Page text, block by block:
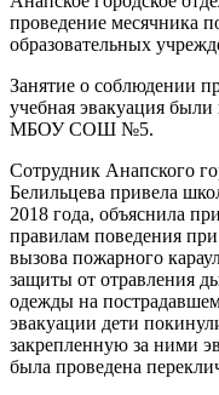
проведение месячника
образовательных
Занятие о соблюдении
учебная эвакуация
МБОУ СОШ №5.
Сотрудник Анапского
Белильцева привела
2018 года, объяснила
правилам поведения
вызова пожарного
защиты от отравления
одежды на
эвакуации дети
закрепленную за ними
была проведена